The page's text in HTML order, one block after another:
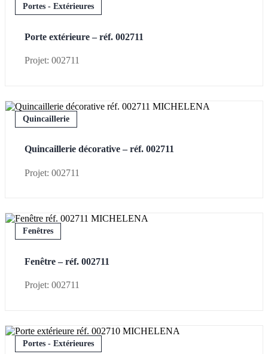
Portes - Extérieures
Porte extérieure – réf. 002711
Projet: 002711
Quincaillerie
Quincaillerie décorative – réf. 002711
Projet: 002711
Fenêtres
Fenêtre – réf. 002711
Projet: 002711
Portes - Extérieures